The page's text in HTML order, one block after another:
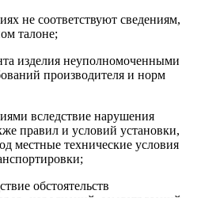
не соответствуют сведениям,
талоне;
изделия неуполномоченными
производителя и норм
вследствие нарушения
правил и условий установки,
местные технические условия
обстоятельств